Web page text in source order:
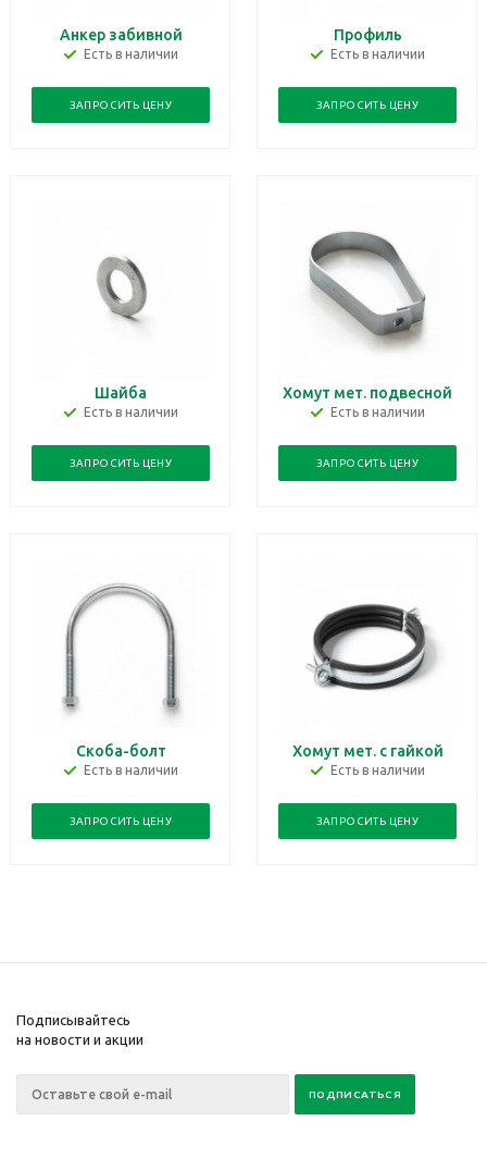
Анкер забивной
Есть в наличии
ЗАПРОСИТЬ ЦЕНУ
Профиль
Есть в наличии
ЗАПРОСИТЬ ЦЕНУ
Шайба
Есть в наличии
ЗАПРОСИТЬ ЦЕНУ
Хомут мет. подвесной
Есть в наличии
ЗАПРОСИТЬ ЦЕНУ
Скоба-болт
Есть в наличии
ЗАПРОСИТЬ ЦЕНУ
Хомут мет. с гайкой
Есть в наличии
ЗАПРОСИТЬ ЦЕНУ
Подписывайтесь
на новости и акции